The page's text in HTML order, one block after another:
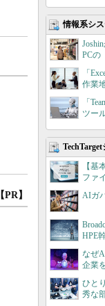
【PR】
情報系シ
PCの
「
作業
「
ツー
【基
ファ
AIガ
HPE
なぜ
企業
ひと
秀な